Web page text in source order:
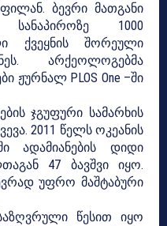
ბევრი მათგანი
სანაპიროზე 1000
ქვეყნის შორეული
არქეოლოგებმა
ჟურნალ PLOS One –ში
ჯგუფური სამარხის
2011 წელს ოკეანის
ადამიანების დიდი
47 ბავშვი იყო.
უფრო მაშტაბური
წესით იყო